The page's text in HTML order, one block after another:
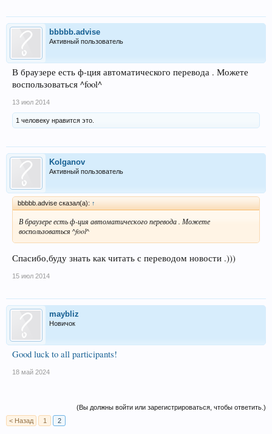
bbbbb.advise
Активный пользователь
В браузере есть ф-ция автоматического перевода . Можете
воспользоваться ^fool^
13 июл 2014
1 человеку нравится это.
Kolganov
Активный пользователь
bbbbb.advise сказал(а): ↑
В браузере есть ф-ция автоматического перевода . Можете
воспользоваться ^fool^
Спасибо,буду знать как читать с переводом новости .)))
15 июл 2014
maybliz
Новичок
Good luck to all participants!
18 май 2024
(Вы должны войти или зарегистрироваться, чтобы ответить.)
< Назад
1 2